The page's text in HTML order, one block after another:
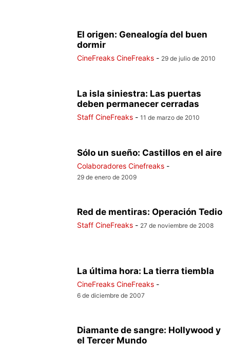
El origen: Genealogía del buen
dormir
CineFreaks CineFreaks - 29 de julio de 2010
La isla siniestra: Las puertas
deben permanecer cerradas
Staff CineFreaks - 11 de marzo de 2010
Sólo un sueño: Castillos en el aire
Colaboradores Cinefreaks -
29 de enero de 2009
Red de mentiras: Operación Tedio
Staff CineFreaks - 27 de noviembre de 2008
La última hora: La tierra tiembla
CineFreaks CineFreaks -
6 de diciembre de 2007
Diamante de sangre: Hollywood y
el Tercer Mundo